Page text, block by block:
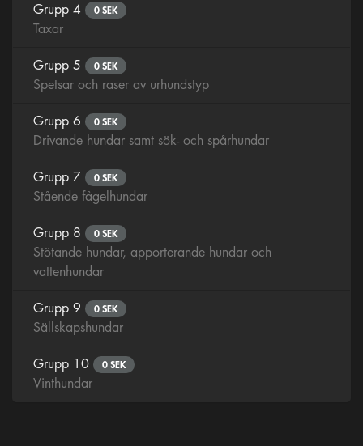
Grupp 4 0 SEK
Taxar
Grupp 5 0 SEK
Spetsar och raser av urhundstyp
Grupp 6 0 SEK
Drivande hundar samt sök- och spårhundar
Grupp 7 0 SEK
Stående fågelhundar
Grupp 8 0 SEK
Stötande hundar, apporterande hundar och
vattenhundar
Grupp 9 0 SEK
Sällskapshundar
Grupp 10 0 SEK
Vinthundar